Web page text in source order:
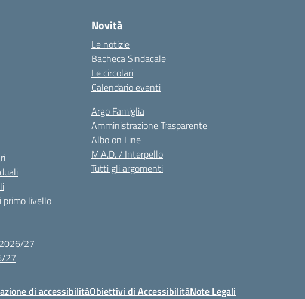
primo livello
27
27
Novità
Le notizie
Bacheca Sindacale
Le circolari
Calendario eventi
Argo Famiglia
Amministrazione Trasparente
Albo on Line
M.A.D. / Interpello
Tutti gli argomenti
di accessibilitàObiettivi di AccessibilitàNote Legali